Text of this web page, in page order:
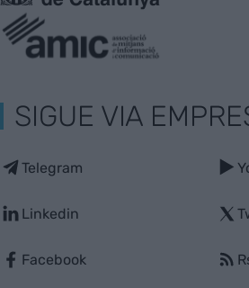
SIGUE VIA
Telegram
Linkedin
Facebook